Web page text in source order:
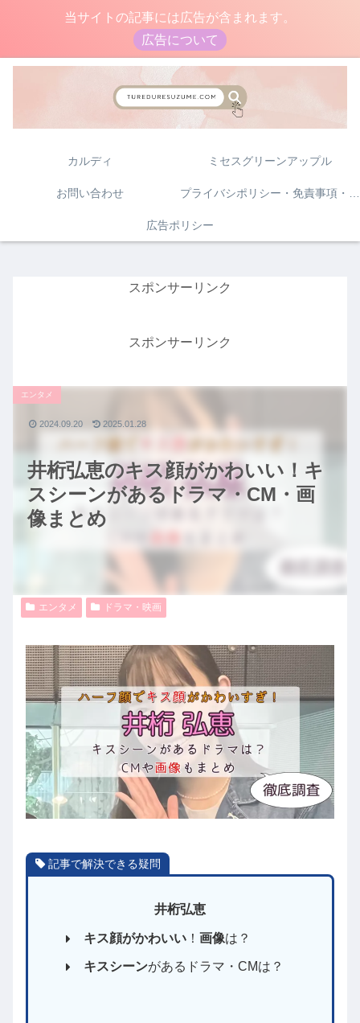
当サイトの記事には広告が含まれます。
広告について
カルディ ミセスグリーンアップル
お問い合わせ
広告ポリシー
スポンサーリンク
スポンサーリンク
井桁弘恵のキス顔がかわいい！キ
スシーンがあるドラマ・CM・画
像まとめ
エンタメ
2024.09.20 2025.01.28
エンタメ ドラマ・映画
記事で解決できる疑問
井桁弘恵
キス顔がかわいい！ 画像は？
キスシーンがあるドラマ・CMは？